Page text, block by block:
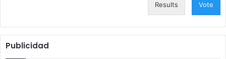
Results Vote
Publicidad